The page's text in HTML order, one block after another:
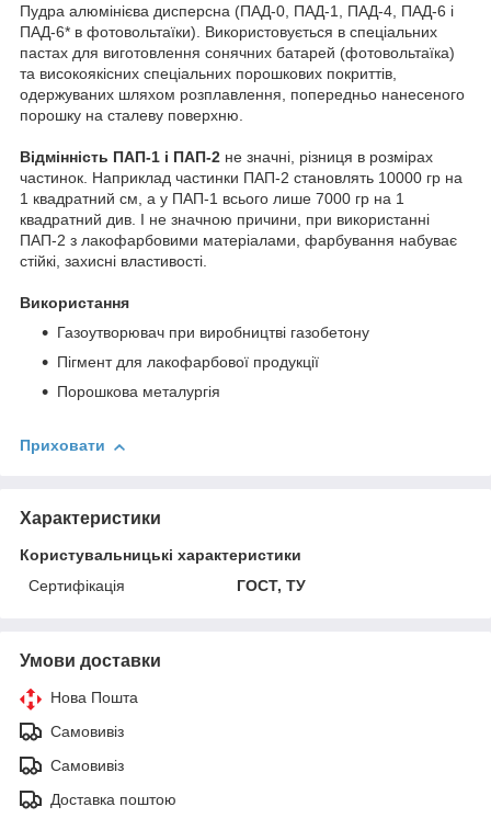
Пудра алюмінієва дисперсна (ПАД-0, ПАД-1, ПАД-4, ПАД-6 і
ПАД-6* в фотовольтаїки). Використовується в спеціальних
пастах для виготовлення сонячних батарей (фотовольтаїка)
та високоякісних спеціальних порошкових покриттів,
одержуваних шляхом розплавлення, попередньо нанесеного
порошку на сталеву поверхню.
Відмінність ПАП-1 і ПАП-2 не значні, різниця в розмірах
частинок. Наприклад частинки ПАП-2 становлять 10000 гр на
1 квадратний см, а у ПАП-1 всього лише 7000 гр на 1
квадратний див. І не значною причини, при використанні
ПАП-2 з лакофарбовими матеріалами, фарбування набуває
стійкі, захисні властивості.
Використання
Газоутворювач при виробництві газобетону
Пігмент для лакофарбової продукції
Порошкова металургія
Приховати
Характеристики
Користувальницькі характеристики
Сертифікація
ГОСТ, ТУ
Умови доставки
Нова Пошта
Самовивіз
Самовивіз
Доставка поштою